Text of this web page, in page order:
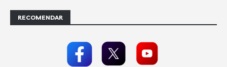
RECOMENDAR